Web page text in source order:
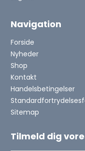
Navigation
Forside
Nyheder
Shop
Kontakt
Handelsbetingelser
Sitemap
Tilmeld dig